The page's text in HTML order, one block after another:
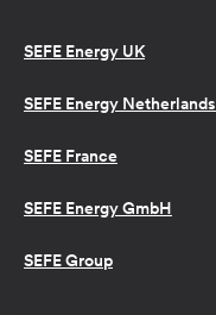
SEFE Energy UK
SEFE Energy Netherlands
SEFE France
SEFE Energy GmbH
SEFE Group